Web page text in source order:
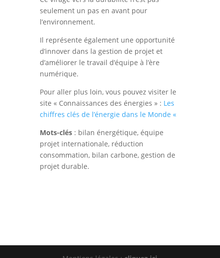
seulement un pas en avant pour
l’environnement.
Il représente également une opportunité
d’innover dans la gestion de projet et
d’améliorer le travail d’équipe à l’ère
numérique.
Pour aller plus loin, vous pouvez visiter le
site « Connaissances des énergies » : Les
chiffres clés de l’énergie dans le Monde «
Mots-clés: bilan énergétique, équipe
projet internationale, réduction
consommation, bilan carbone, gestion de
projet durable.